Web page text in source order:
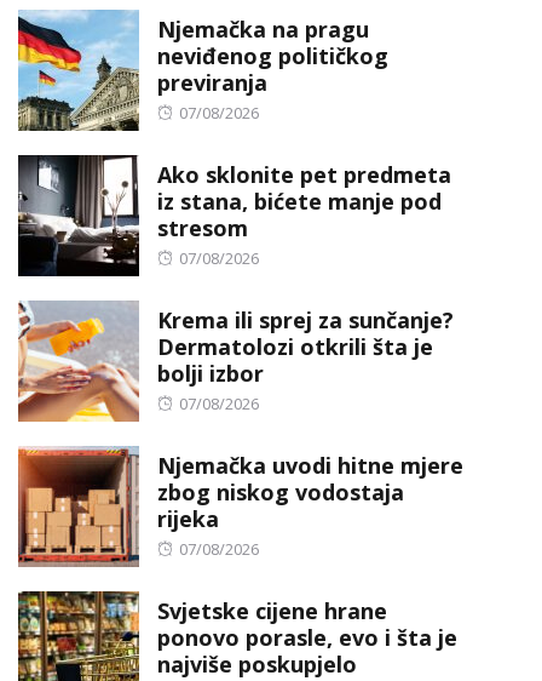
Njemačka na pragu
neviđenog političkog
previranja
Posted
07/08/2026
Ako sklonite pet predmeta
iz stana, bićete manje pod
stresom
Posted
07/08/2026
Krema ili sprej za sunčanje?
Dermatolozi otkrili šta je
bolji izbor
Posted
07/08/2026
Njemačka uvodi hitne mjere
zbog niskog vodostaja
rijeka
Posted
07/08/2026
Svjetske cijene hrane
ponovo porasle, evo i šta je
najviše poskupjelo